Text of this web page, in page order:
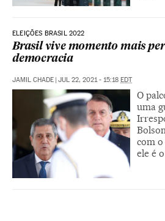
ELEIÇÕES BRASIL 2022
Brasil vive momento mais
democracia
JAMIL CHADE | JUL 22, 2021 - 15:18 EDT
O
uma
com
ele é